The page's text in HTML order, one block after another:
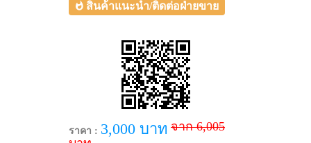
สินค้าแนะนำ/ติดต่อฝ่ายขาย
ราคา : 3,000 บาท จาก 6,005